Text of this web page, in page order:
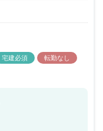
宅建必須
転勤なし